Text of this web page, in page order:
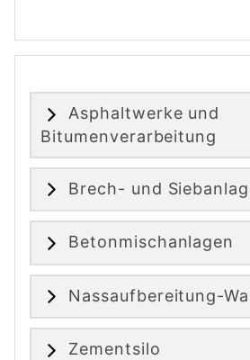
Asphaltwerke und
Bitumenverarbeitung
Brech- und
Betonmischanlagen
Nassaufbereitung-
Zementsilo